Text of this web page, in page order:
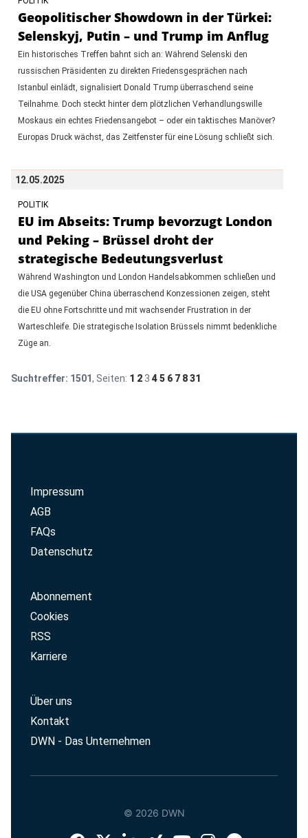
Geopolitischer Showdown in der Türkei:
Selenskyj, Putin – und Trump im Anflug
Ein historisches Treffen bahnt sich an: Während Selenski den
russischen Präsidenten zu direkten Friedensgesprächen nach
Istanbul einlädt, signalisiert Donald Trump überraschend seine
Teilnahme. Doch steckt hinter dem plötzlichen Verhandlungswille
Moskaus ein echtes Friedensangebot – oder ein taktisches Manöver?
Europas Druck wächst, das Zeitfenster für eine Lösung schließt sich.
12.05.2025
POLITIK
EU im Abseits: Trump bevorzugt London
und Peking – Brüssel droht der
strategische Bedeutungsverlust
Während Washington und London Handelsabkommen schließen und
die USA gegenüber China überraschend Konzessionen zeigen, steht
die EU ohne Fortschritte und mit wachsender Frustration in der
Warteschleife. Die strategische Isolation Brüssels nimmt bedenkliche
Züge an.
Suchtreffer: 1501, Seiten: 1 2 3 4 5 6 7 8 31
Impressum
AGB
FAQs
Datenschutz
Abonnement
Cookies
RSS
Karriere
Über uns
Kontakt
DWN - Das Unternehmen
© 2026 DWN